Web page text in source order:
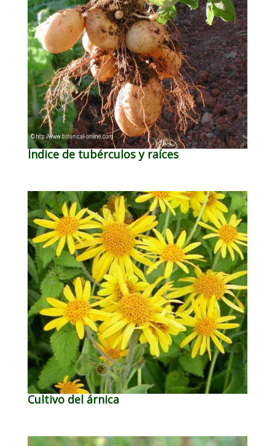
Índice de tubérculos y raíces
Cultivo del árnica